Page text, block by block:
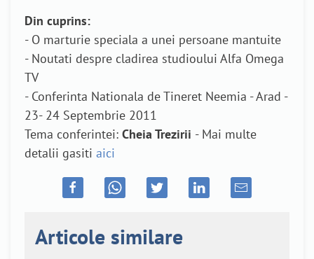
Din cuprins:
- O marturie speciala a unei persoane mantuite
- Noutati despre cladirea studioului Alfa Omega
TV
- Conferinta Nationala de Tineret Neemia - Arad -
23- 24 Septembrie 2011
Tema conferintei: Cheia Trezirii - Mai multe
detalii gasiti aici
Articole similare